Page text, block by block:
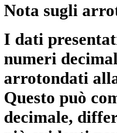
Nota sugli
I dati
numeri
arrotondati
Questo può
decimale,